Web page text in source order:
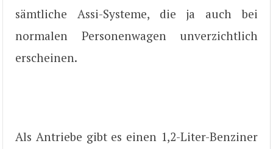
sämtliche Assi-Systeme, die ja auch bei
normalen Personenwagen unverzichtlich
erscheinen.
Als Antriebe gibt es einen 1,2-Liter-Benziner